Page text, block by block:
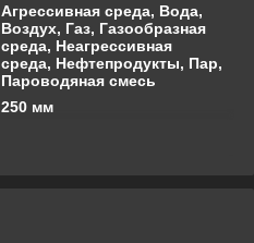
Агрессивная среда, Вода,
Воздух, Газ, Газообразная
среда, Неагрессивная
среда, Нефтепродукты, Пар,
Пароводяная смесь
250 мм